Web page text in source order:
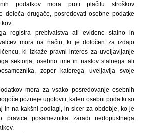
podatkov mora proti plačilu stroškov
določa drugače, posredovati osebne podatke
registra prebivalstva ali evidenc stalno in
mora na način, ki je določen za izdajo
ki izkaže pravni interes za uveljavljanje
sektorja, osebno ime in naslov stalnega ali
zoper katerega uveljavlja svoje
mora za vsako posredovanje osebnih
pozneje ugotoviti, kateri osebni podatki so
in na kakšni podlagi, in sicer za obdobje, ko je
pravice posameznika zaradi nedopustnega